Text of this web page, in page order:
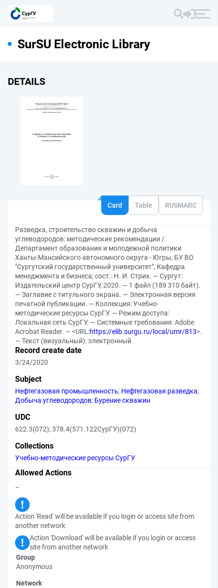
SurSU Electronic Library
DETAILS
Card Table RUSMARC
Разведка, строительство скважин и добыча
углеводородов: методические рекомендации /
Департамент образования и молодежной политики
Ханты-Мансийского автономного округа - Югры, БУ ВО
"Сургутский государственный университет", Кафедра
менеджмента и бизнеса; сост.: Н. И. Стрих. — Сургут:
Издательский центр СурГУ, 2020. — 1 файл (189 310 байт).
— Заглавие с титульного экрана. — Электронная версия
печатной публикации. — Коллекция: Учебно-
методические ресурсы СурГУ. — Режим доступа:
Локальная сеть СурГУ. — Системные требования: Adobe
Acrobat Reader. — <URL:https://elib.surgu.ru/local/umr/813>.
— Текст (визуальный): электронный
Record create date
3/24/2020
Subject
Нефтегазовая промышленность; Нефтегазовая разведка;
Добыча углеводородов; Бурение скважин
UDC
622.3(072);378.4(571.122СурГУ)(072)
Collections
Учебно-методические ресурсы СурГУ
Allowed Actions
–
Action 'Read' will be available if you login or access site from
another network
Action 'Download' will be available if you login or access
site from another network
Group
Anonymous
Network